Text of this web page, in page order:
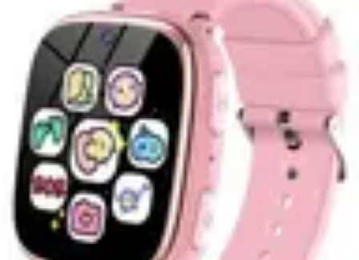
Polyglotte Junior
AvantagesConseils et StratégiesRecherches et
Développements
Comparaisons Astuces et Conseils
Polyglotte Junior